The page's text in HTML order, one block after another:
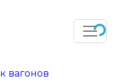
вагонов